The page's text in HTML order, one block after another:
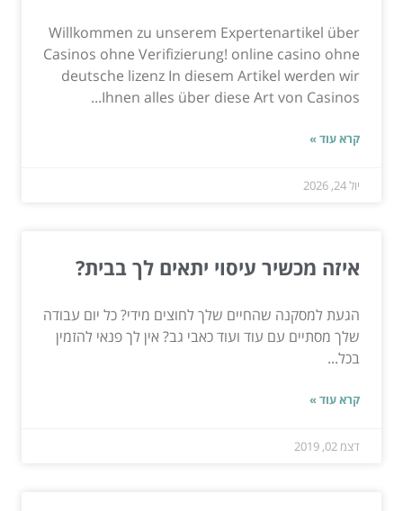
Willkommen zu unserem Expertenartikel über
Casinos ohne Verifizierung! online casino ohne
deutsche lizenz In diesem Artikel werden wir
Ihnen alles über diese Art von Casinos...
קרא עוד »
יול 24, 2026
איזה מכשיר עיסוי יתאים לך בבית?
הגעת למסקנה שהחיים שלך לחוצים מידי? כל יום עבודה
שלך מסתיים עם עוד ועוד כאבי גב? אין לך פנאי להזמין
בכל...
קרא עוד »
דצמ 02, 2019